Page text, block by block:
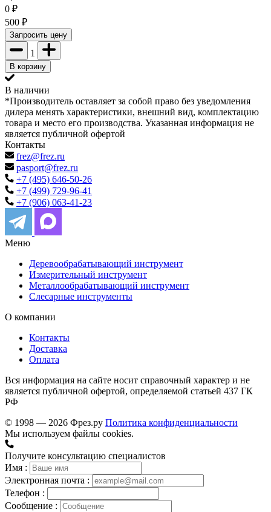
0 ₽
500 ₽
Запросить цену
1
В корзину
В наличии
*Производитель оставляет за собой право без уведомления
дилера менять характеристики, внешний вид, комплектацию
товара и место его производства. Указанная информация не
является публичной офертой
Контакты
frez@frez.ru
pasport@frez.ru
+7 (495) 646-50-26
+7 (499) 729-96-41
+7 (906) 063-41-23
Меню
Деревообрабатывающий инструмент
Измерительный инструмент
Металлообрабатывающий инструмент
Слесарные инструменты
О компании
Контакты
Доставка
Оплата
Вся информация на сайте носит справочный характер и не
является публичной офертой, определяемой статьей 437 ГК
РФ
© 1998 — 2026 Фрез.ру Политика конфиденциальности
Мы используем файлы cookies.
Получите консультацию специалистов
Имя :
Электронная почта :
Телефон :
Сообщение :